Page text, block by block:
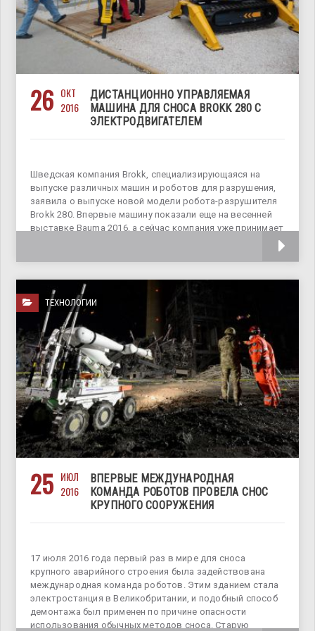
26 ОКТ
2016
ДИСТАНЦИОННО УПРАВЛЯЕМАЯ
МАШИНА ДЛЯ СНОСА BROKK 280 С
ЭЛЕКТРОДВИГАТЕЛЕМ
Шведская компания Brokk, специализирующаяся на
выпуске различных машин и роботов для разрушения,
заявила о выпуске новой модели робота-разрушителя
Brokk 280. Впервые машину показали еще на весенней
выставке Bauma 2016, а сейчас компания уже принимает
ТЕХНОЛОГИИ
25 ИЮЛ
2016
ВПЕРВЫЕ МЕЖДУНАРОДНАЯ
КОМАНДА РОБОТОВ ПРОВЕЛА СНОС
КРУПНОГО СООРУЖЕНИЯ
17 июля 2016 года первый раз в мире для сноса
крупного аварийного строения была задействована
международная команда роботов. Этим зданием стала
электростанция в Великобритании, и подобный способ
демонтажа был применен по причине опасности
использования обычных методов сноса. Старую